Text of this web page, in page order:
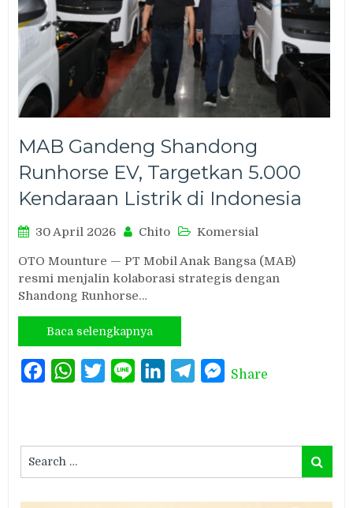
MAB Gandeng Shandong
Runhorse EV, Targetkan 5.000
Kendaraan Listrik di Indonesia
30 April 2026 Chito Komersial
OTO Mounture — PT Mobil Anak Bangsa (MAB)
resmi menjalin kolaborasi strategis dengan
Shandong Runhorse…
Baca selengkapnya
FacebookWhatsAppTwitterLine LinkedInTelegramMessenger
Share
for:
Search